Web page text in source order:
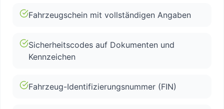
Fahrzeugschein mit vollständigen Angaben
Sicherheitscodes auf Dokumenten und
Kennzeichen
Fahrzeug-Identifizierungsnummer (FIN)